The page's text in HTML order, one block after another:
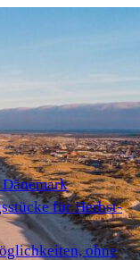
für Herbst-
ohne